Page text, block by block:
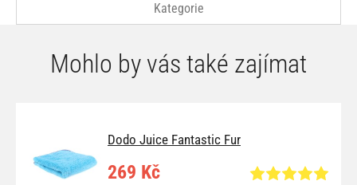
Kategorie
Mohlo by vás také zajímat
Dodo Juice Fantastic Fur
269 Kč